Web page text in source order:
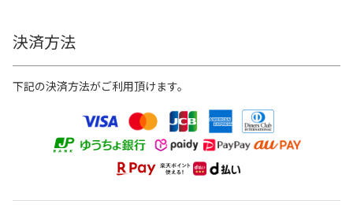
決済方法
下記の決済方法がご利用頂けます。